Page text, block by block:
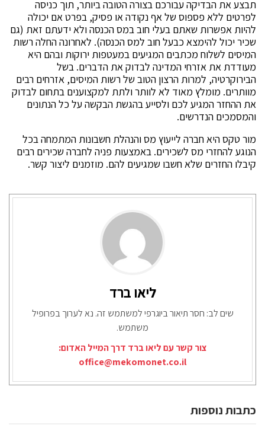
תבצע את הבדיקה עבורכם בצורה הטובה ביותר, תוך כניסה
לפרטים ללא פספוס של אף נקודה או פסיק, בפרט אם יכולה
להיות אפשרות שאתם בעלי חוב במס הכנסה ולא ידעתם זאת (גם
שכיר יכול להימצא כבעל חוב למס הכנסה). לאחרונה החלה רשות
המיסים לשלוח מכתבים המגיעים במעטפות ירוקות ובהם היא
מעודדת את אזרחי המדינה לבדוק את הדברים. בשל
הבירוקרטיה, למרות הרצון הטוב של רשות המיסים, אזרחים רבים
מוותרים. מומלץ מאוד לא לוותר ולתת למקצוענים בתחום לבדוק
את ההחזר המגיע לכם ולסייע בהגשת הבקשה על כל הנתונים
והמסמכים הנדרשים.
מור טקס היא חברה לייעוץ מס והנהלת חשבונות המתמחה בכל
הנוגע להחזרי מס לשכירים. באמצעות פניה לחברה שכירים רבים
קיבלו החזרים שלא חשבו שמגיעים להם. מוזמנים ליצור קשר.
ליאו ברד
שים לב: חסר תיאור ביוגרפי למשתמש זה. נא לערוך בפרופיל
משתמש.
צור קשר עם ליאו ברד דרך המייל האדום:
office@mekomonet.co.il
כתבות נוספות